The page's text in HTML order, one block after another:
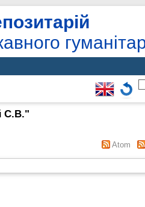
С.В."
Atom